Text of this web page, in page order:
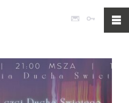
Poczta